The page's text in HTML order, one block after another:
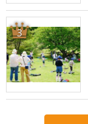
3